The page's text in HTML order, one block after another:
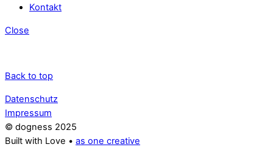
Kontakt
Close
Back to top
Datenschutz
Impressum
© dogness 2025
Built with Love • as one creative